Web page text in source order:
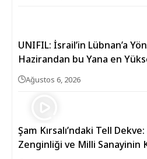
UNIFIL: İsrail’in Lübnan’a
Hazirandan bu Yana en
Ağustos 6, 2026
Şam Kırsalı’ndaki Tell
Zenginliği ve Milli Sanayinin